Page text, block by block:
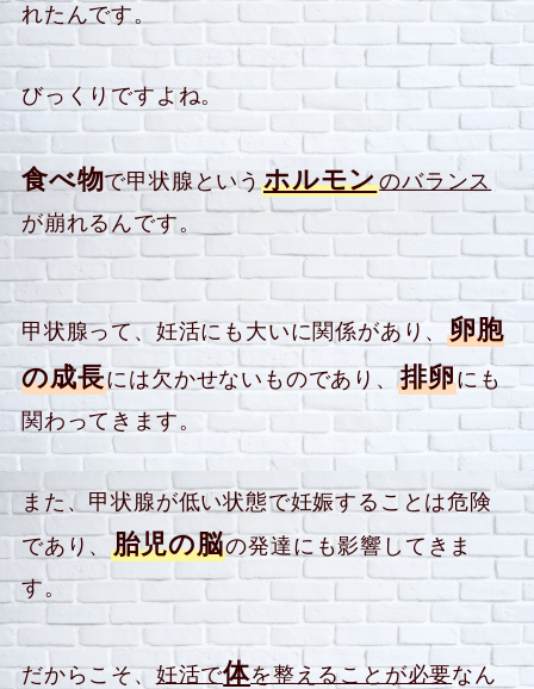
れたんです。
びっくりですよね。
食べ物で甲状腺というホルモンのバランス
が崩れるんです。
甲状腺って、妊活にも大いに関係があり、卵胞
の成長には欠かせないものであり、排卵にも
関わってきます。
また、甲状腺が低い状態で妊娠することは危険
であり、胎児の脳の発達にも影響してきま
す。
だからこそ、妊活で体を整えることが必要なん